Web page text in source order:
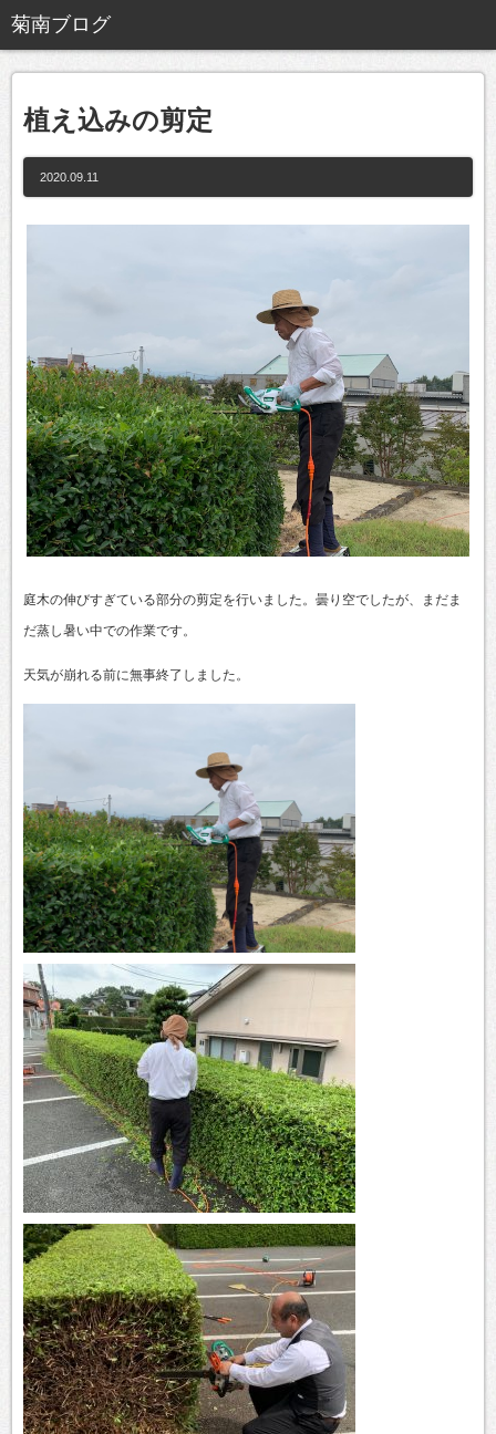
植え込みの剪定
2020.09.11
庭木の伸びすぎている部分の剪定を行いました。曇り空でしたが、まだま
だ蒸し暑い中での作業です。
天気が崩れる前に無事終了しました。